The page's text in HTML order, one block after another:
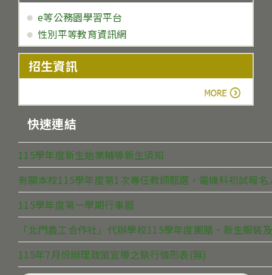
e等公務園學習平台
性別平等教育資訊網
招生資訊
快速連結
115學年度新生始業輔導新生須知
有關本校115學年度第1次專任教師甄選，電機科初試報
115學年度第一學期行事曆
「北門農工合作社」代辦學校115學年度團膳、新生服裝
115年7月份辦理政策宣導之執行情形表(無)